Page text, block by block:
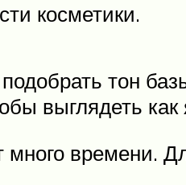
косметики.
тон
выглядеть
много времени.